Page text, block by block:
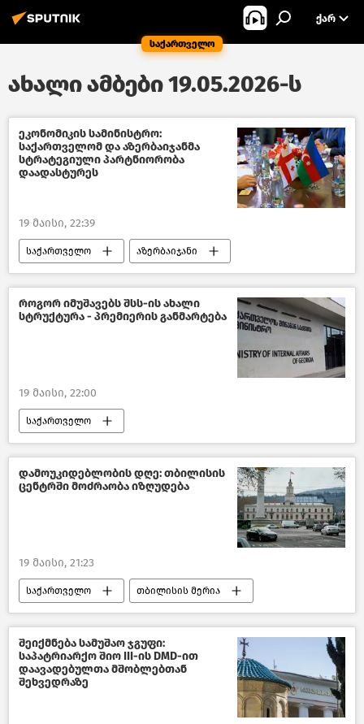
საქართველო
ᲥᲐᲠ
ახალი ამბები 19.05.2026-ს
ეკონომიკის სამინისტრო:
საქართველომ და აზერბაიჯანმა
სტრატეგიული პარტნიორობა
დაადასტურეს
19 მაისი, 22:39
საქართველო აზერბაიჯანი
საქართველოს ეკონომიკა
საქართველოს ეკონომიკისა და მდგრადი განვითარების სამინისტრო
ბაქო
როგორ იმუშავებს შსს-ის ახალი
სტრუქტურა - პრემიერის განმარტება
19 მაისი, 22:00
საქართველო
საქართველოს მთავრობა
საქართველოს პრემიერ–მინისტრი
პოლიტიკა საქართველოში
საქართველოს შინაგან საქმეთა სამინისტრო
დამოუკიდებლობის დღე: თბილისის
ცენტრში მოძრაობა იზღუდება
19 მაისი, 21:23
საქართველო თბილისის მერია
თბილისი დღეს
საქართველოს დამოუკიდებლობის დღე
საზოგადოება
ტრანსპორტი საქართველოში
შეიქმნება სამუშაო ჯგუფი:
საპატრიარქო შიო III-ის DMD-ით
დაავადებულთა მშობლებთან
შეხვედრაზე